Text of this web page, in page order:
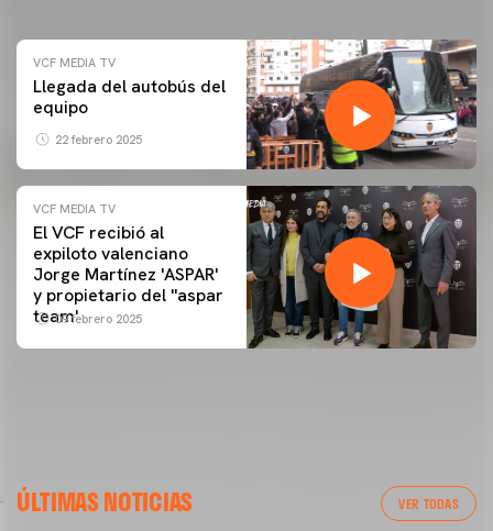
VCF MEDIA TV
Llegada del autobús del
equipo
22 febrero 2025
VCF MEDIA TV
El VCF recibió al
expiloto valenciano
Jorge Martínez 'ASPAR'
y propietario del ''aspar
team'
09 febrero 2025
ÚLTIMAS NOTICIAS VER TODAS